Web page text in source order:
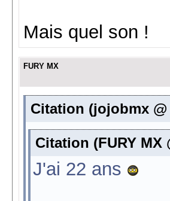
Mais quel son !
FURY MX
Citation (jojobmx
Citation (FURY MX
J'ai 22 ans